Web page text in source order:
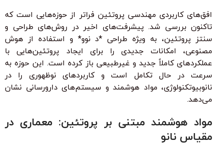
افق‌های کاربردی مهندسی پروتئین فراتر از حوزه‌هایی است که
تاکنون بررسی شد. پیشرفت‌های اخیر در روش‌های طراحی و
سنتز پروتئین، به ویژه طراحی *د نوو* و استفاده از هوش
مصنوعی، امکانات جدیدی را برای ایجاد پروتئین‌هایی با
عملکردهای کاملاً جدید و غیرطبیعی باز کرده است. این حوزه به
سرعت در حال تکامل است و کاربردهای نوظهوری را در
نانوبیوتکنولوژی، مواد هوشمند و سیستم‌های دارورسانی نشان
می‌دهد.
مواد هوشمند مبتنی بر پروتئین: معماری در
مقیاس نانو